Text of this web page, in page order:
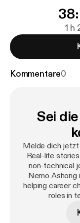
1 h
Kommentare0
Sei
Melde dich jetzt
Real-life
non-technical
Nemo Ashong
helping career
roles in